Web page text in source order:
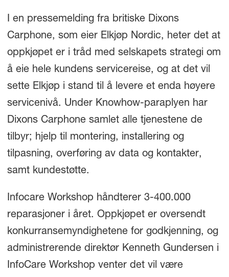
I en pressemelding fra britiske Dixons
Carphone, som eier Elkjøp Nordic, heter det at
oppkjøpet er i tråd med selskapets strategi om
å eie hele kundens servicereise, og at det vil
sette Elkjøp i stand til å levere et enda høyere
servicenivå. Under Knowhow-paraplyen har
Dixons Carphone samlet alle tjenestene de
tilbyr; hjelp til montering, installering og
tilpasning, overføring av data og kontakter,
samt kundestøtte.
Infocare Workshop håndterer 3-400.000
reparasjoner i året. Oppkjøpet er oversendt
konkurransemyndighetene for godkjenning, og
administrerende direktør Kenneth Gundersen i
InfoCare Workshop venter det vil være